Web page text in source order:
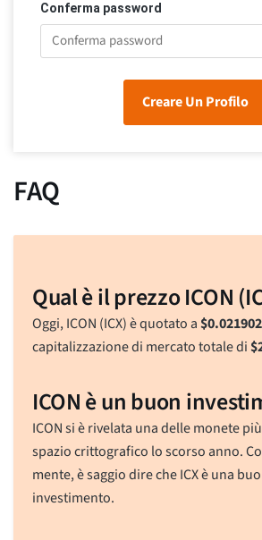
Conferma password
Creare Un Profilo
FAQ
Qual è il prezzo ICON
Oggi, ICON (ICX) è quotato a$0.021902
capitalizzazione di mercato totale di$
ICON è un buon
ICON si è rivelata una delle monete
spazio crittografico lo scorso anno.
mente, è saggio dire che ICX è una
investimento.